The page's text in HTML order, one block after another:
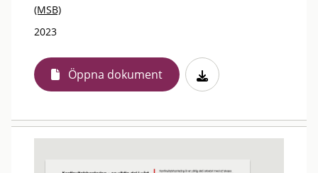
(MSB)
2023
Öppna dokument